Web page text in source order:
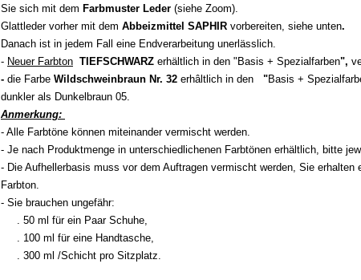
Sie sich mit dem Farbmuster Leder (siehe Zoom).
Glattleder vorher mit dem Abbeizmittel SAPHIR vorbereiten, siehe unten.
Danach ist in jedem Fall eine Endverarbeitung unerlässlich.
- Neuer Farbton TIEFSCHWARZ erhältlich in den "Basis + Spezialfarben",
- die Farbe Wildschweinbraun Nr. 32 erhâltlich in den "Basis +
dunkler als Dunkelbraun 05.
Anmerkung:
- Alle Farbtöne können miteinander vermischt werden.
- Je nach Produktmenge in unterschiedlichenen Farbtönen erhältlich, bitte
- Die Aufhellerbasis muss vor dem Auftragen vermischt werden, Sie erhalten
Farbton.
- Sie brauchen ungefähr:
. 50 ml für ein Paar Schuhe,
. 100 ml für eine Handtasche,
. 300 ml /Schicht pro Sitzplatz.